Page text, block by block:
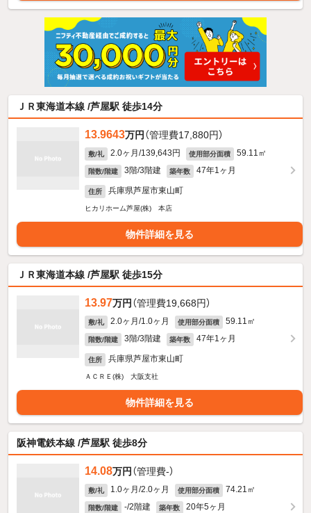
ＪＲ東海道本線 /芦屋駅 徒歩14分
13.9643万円 （管理費17,880円）
敷/礼 2.0ヶ月/139,643円 使用部分面積 59.11㎡
階数/階建 3階/3階建 築年数 47年1ヶ月
住所 兵庫県芦屋市東山町
ヒカリホーム芦屋(株) 本店
物件詳細を見る
ＪＲ東海道本線 /芦屋駅 徒歩15分
13.97万円 （管理費19,668円）
敷/礼 2.0ヶ月/1.0ヶ月 使用部分面積 59.11㎡
階数/階建 3階/3階建 築年数 47年1ヶ月
住所 兵庫県芦屋市東山町
ＡＣＲＥ(株) 大阪支社
物件詳細を見る
阪神電鉄本線 /芦屋駅 徒歩8分
14.08万円 （管理費-）
敷/礼 1.0ヶ月/2.0ヶ月 使用部分面積 74.21㎡
階数/階建 -/2階建 築年数 20年5ヶ月